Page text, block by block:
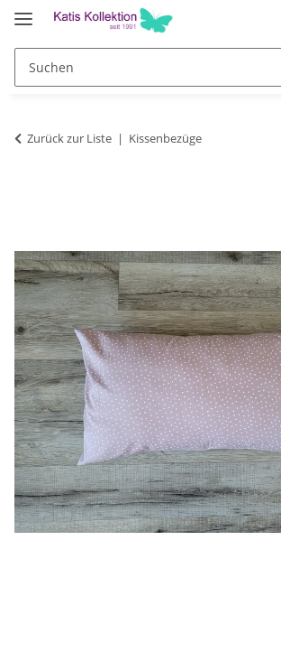
Zurück zur Liste Kissenbezüge